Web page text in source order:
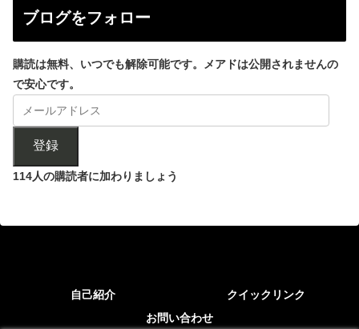
ブログをフォロー
購読は無料、いつでも解除可能です。メアドは公開されませんの
で安心です。
登録
114人の購読者に加わりましょう
自己紹介
クイックリンク
お問い合わせ